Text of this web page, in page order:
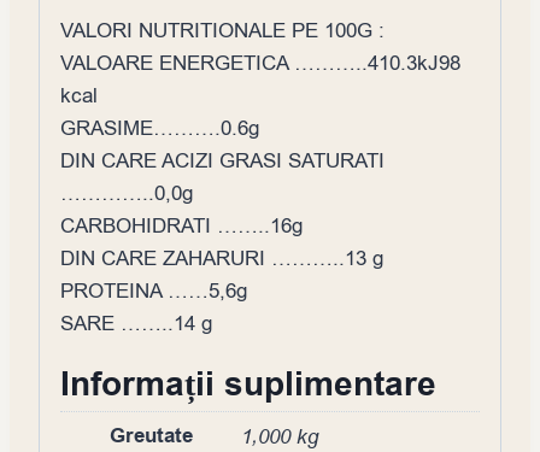
VALORI NUTRITIONALE PE 100G :
VALOARE ENERGETICA ………..410.3kJ98
kcal
GRASIME……….0.6g
DIN CARE ACIZI GRASI SATURATI
…………..0,0g
CARBOHIDRATI ……..16g
DIN CARE ZAHARURI ………..13 g
PROTEINA ……5,6g
SARE ……..14 g
Informații suplimentare
Greutate 1,000 kg